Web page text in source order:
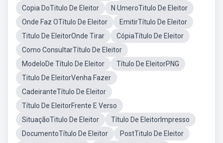
Copia DoTitulo De Eleitor
N UmeroTitulo De Eleitor
Onde Faz OTítulo De Eleitor
EmitirTítulo De Eleitor
Titulo De EleitorOnde Tirar
CópiaTítulo De Eleitor
Como ConsultarTítulo De Eleitor
ModeloDe Título De Eleitor
Título De EleitorPNG
Titulo De EleitorVenha Fazer
CadeiranteTítulo De Eleitor
Título De EleitorFrente E Verso
SituaçãoTitulo De Eleitor
Título De EleitorImpresso
DocumentoTítulo De Eleitor
PostTitulo De Eleitor